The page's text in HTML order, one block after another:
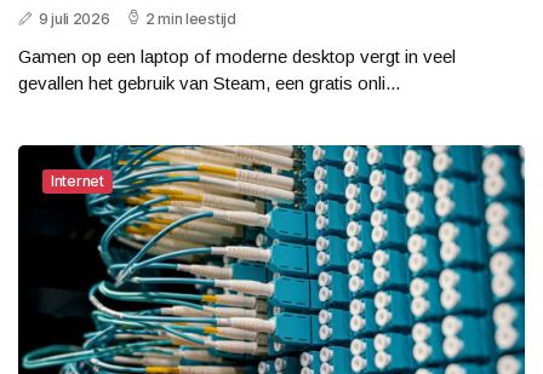
9 juli 2026 2 min leestijd
Gamen op een laptop of moderne desktop vergt in veel
gevallen het gebruik van Steam, een gratis onli...
Internet